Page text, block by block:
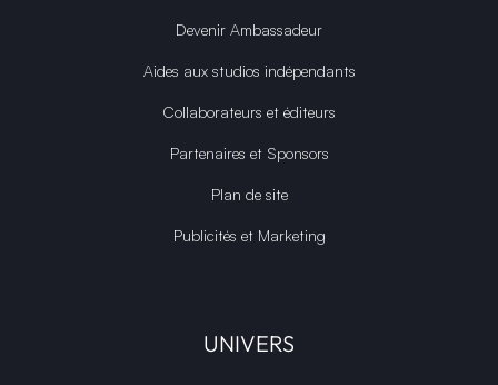
Devenir Ambassadeur
Aides aux studios indépendants
Collaborateurs et éditeurs
Partenaires et Sponsors
Plan de site
Publicités et Marketing
UNIVERS